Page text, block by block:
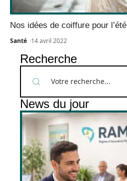
Nos idées de coiffure pour l’été
Santé 14 avril 2022
Recherche
News du jour